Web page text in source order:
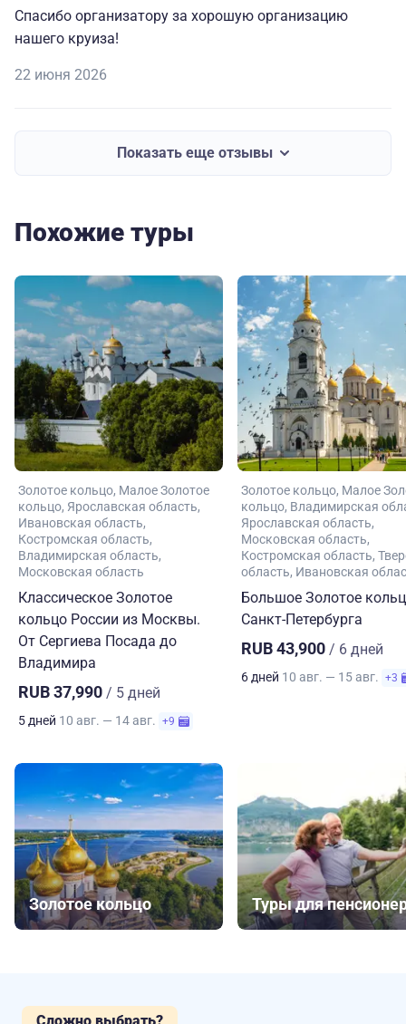
Спасибо организатору за хорошую организацию
нашего круиза!
22 июня 2026
Показать еще отзывы
Похожие туры
Золотое кольцо Малое Золотое
кольцо Ярославская область
Ивановская область
Костромская область
Владимирская область
Московская область
Классическое Золотое
кольцо России из Москвы.
От Сергиева Посада до
Владимира
RUB 37,990 / 5 дней
5 дней 10 авг. — 14 авг. +9
Золотое кольцо Малое
кольцо Владимирская
Ярославская область
Московская область
Костромская область
область Ивановская
Большое Золотое
Санкт-Петербурга
RUB 43,900 / 6 дней
6 дней 10 авг. — 15 авг. +3
Золотое кольцо Туры для